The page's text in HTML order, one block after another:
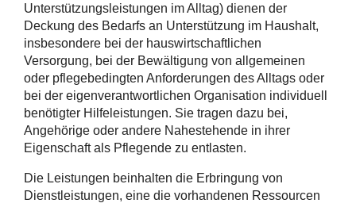
Unterstützungsleistungen im Alltag) dienen der
Deckung des Bedarfs an Unterstützung im Haushalt,
insbesondere bei der hauswirtschaftlichen
Versorgung, bei der Bewältigung von allgemeinen
oder pflegebedingten Anforderungen des Alltags oder
bei der eigenverantwortlichen Organisation individuell
benötigter Hilfeleistungen. Sie tragen dazu bei,
Angehörige oder andere Nahestehende in ihrer
Eigenschaft als Pflegende zu entlasten.
Die Leistungen beinhalten die Erbringung von
Dienstleistungen, eine die vorhandenen Ressourcen